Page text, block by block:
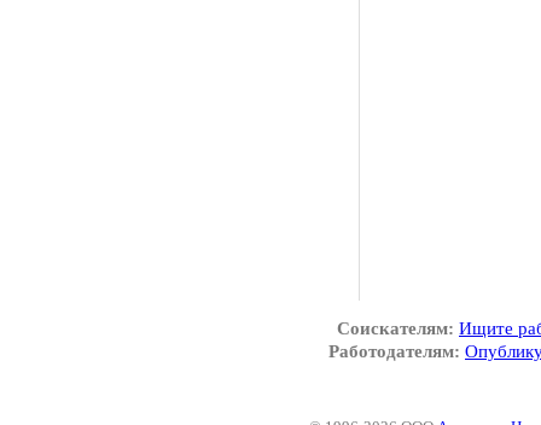
Соискателям: Ищите
Работодателям: